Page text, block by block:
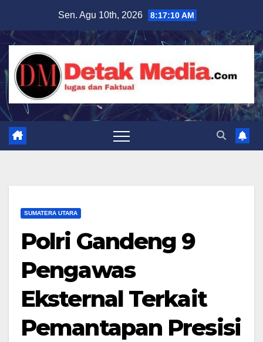
content
Sen. Agu 10th, 2026 8:17:12 AM
SUMATERA UTARA
Polri Gandeng 9
Pengawas
Eksternal Terkait
Pemantapan Presisi